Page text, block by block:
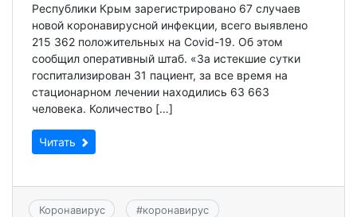
Республики Крым зарегистрировано 67 случаев
новой коронавирусной инфекции, всего выявлено
215 362 положительных на Covid-19. Об этом
сообщил оперативный штаб. «За истекшие сутки
госпитализирован 31 пациент, за все время на
стационарном лечении находились 63 663
человека. Количество […]
Читать
Коронавирус #коронавирус